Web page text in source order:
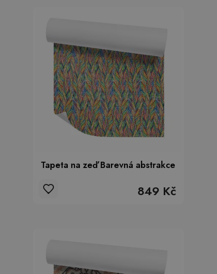
Tapeta na zeď Barevná abstrakce
849 Kč